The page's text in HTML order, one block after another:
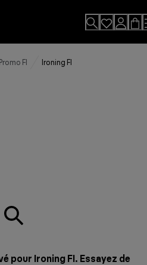
FI Ironing FI
pour Ironing FI. Essayez de